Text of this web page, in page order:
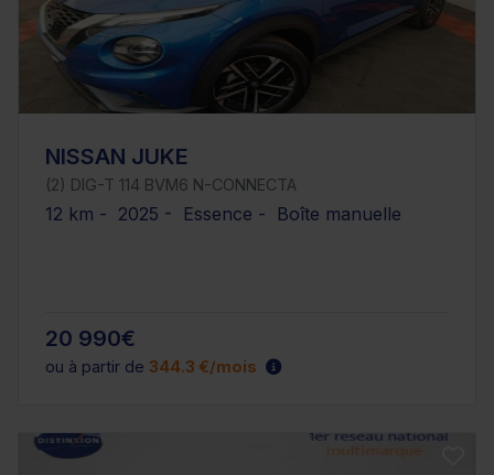
NISSAN JUKE
(2) DIG-T 114 BVM6 N-CONNECTA
12 km - 2025 - Essence - Boîte manuelle
20 990€
ou à partir de 344.3 €/mois